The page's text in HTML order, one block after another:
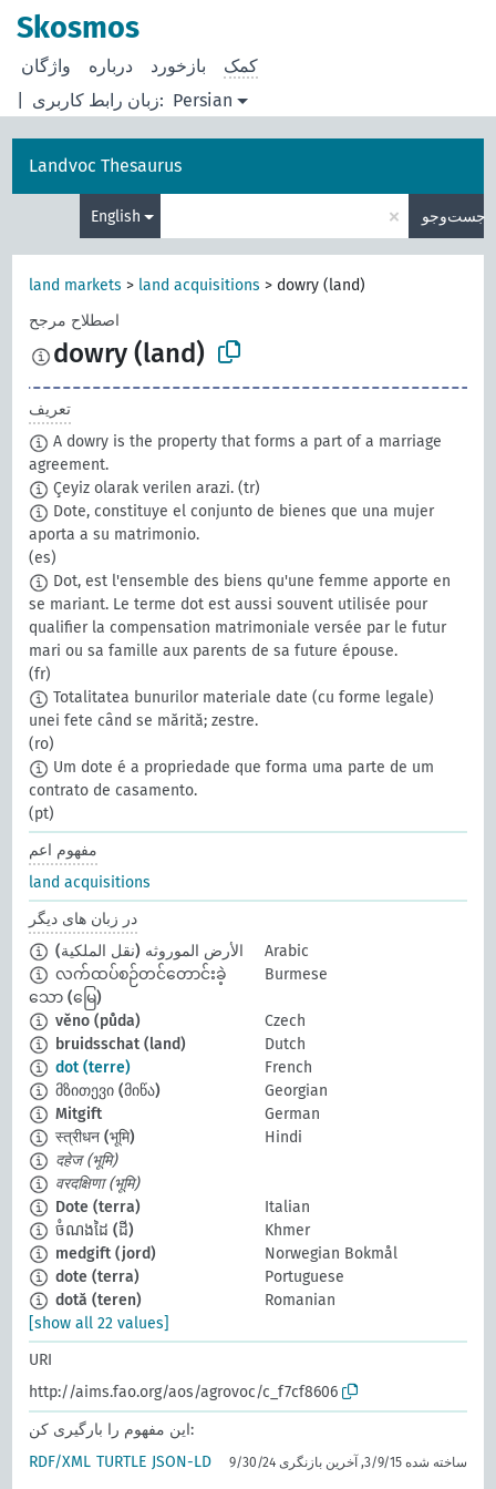
Skosmos
زبان رابط کاربری: Persian
درباره بازخورد کمک
Landvoc Thesaurus
English × جست‌وجو
land markets > land acquisitions > dowry (land)
اصطلاح مرجح
dowry (land)
تعریف
A dowry is the property that forms a part of a marriage
agreement.
Çeyiz olarak verilen arazi. (tr)
Dote, constituye el conjunto de bienes que una mujer
aporta a su matrimonio.
(es)
Dot, est l'ensemble des biens qu'une femme apporte en
se mariant. Le terme dot est aussi souvent utilisée pour
qualifier la compensation matrimoniale versée par le futur
mari ou sa famille aux parents de sa future épouse.
(fr)
Totalitatea bunurilor materiale date (cu forme legale)
unei fete când se mărită; zestre.
(ro)
Um dote é a propriedade que forma uma parte de um
contrato de casamento.
(pt)
مفهوم اعم
land acquisitions
در زبان های دیگر
الأرض الموروثه (نقل الملكية)
Arabic
လက်ထပ်စဉ်တင်တောင်းခဲ့
သော (မြေ)
Burmese
věno (půda)
Czech
bruidsschat (land)
Dutch
dot (terre)
French
მზითევი (მიწა)
Georgian
Mitgift
German
स्त्रीधन (भूमि)
Hindi
दहेज (भूमि)
वरदक्षिणा (भूमि)
Dote (terra)
Italian
ចំណងដៃ (ដី)
Khmer
medgift (jord)
Norwegian Bokmål
dote (terra)
Portuguese
dotă (teren)
Romanian
[show all 22 values]
URI
http://aims.fao.org/aos/agrovoc/c_f7cf8606
این مفهوم را بارگیری کن:
RDF/XML TURTLE JSON-LD ساخته شده 3/9/15, آخرین بازنگری 9/30/24